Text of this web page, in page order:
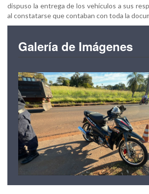
dispuso la entrega de los vehículos a sus
al constatarse que contaban con toda la
Galería de Imágenes